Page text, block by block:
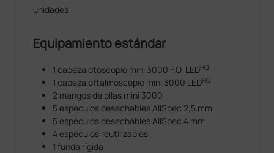
unidades
Equipamiento estándar
1 cabeza otoscopio mini 3000 F.O. LEDHQ
1 cabeza oftalmoscopio mini 3000 LEDHQ
2 mangos de pilas mini 3000
5 espéculos desechables AllSpec 2,5 mm
5 espéculos desechables AllSpec 4 mm
4 espéculos reutilizables
1 funda rígida